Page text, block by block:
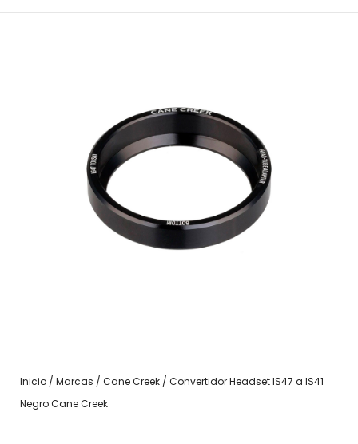
Inicio / Marcas / Cane Creek / Convertidor Headset IS47 a IS41
Negro Cane Creek